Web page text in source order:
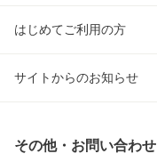
はじめてご利用の方
サイトからのお知らせ
その他・お問い合わせ